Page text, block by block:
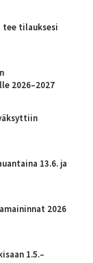
tilauksesi
2026–2027
13.6. ja
2026
1.5.–